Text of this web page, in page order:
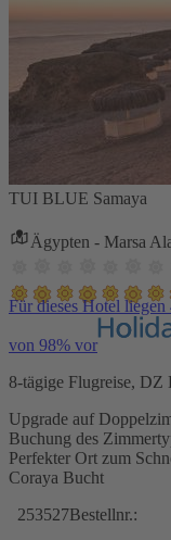
TUI BLUE Samaya
Ägypten - Marsa
Für dieses Hotel
von 98% vor
8-tägige Flugreise,
Upgrade auf
Buchung des
Perfekter Ort zum
Coraya Bucht
253527Bestellnr.: